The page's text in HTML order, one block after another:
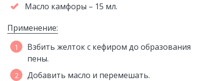
Масло камфоры – 15 мл.
Применение:
Взбить желток с кефиром до образования
пены.
Добавить масло и перемешать.